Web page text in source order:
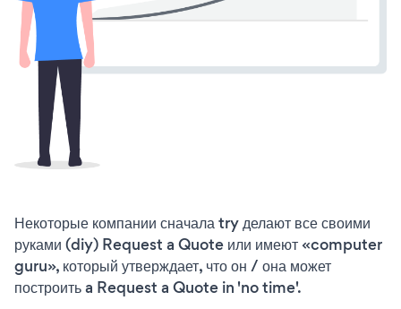
Некоторые компании сначала try делают все своими
руками (diy) Request a Quote или имеют «computer
guru», который утверждает, что он / она может
построить a Request a Quote in 'no time'.